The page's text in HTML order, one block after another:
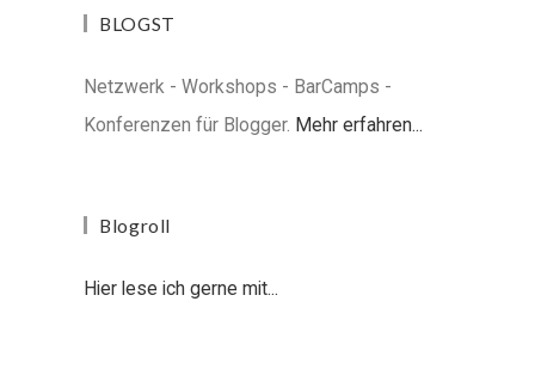
BLOGST
Netzwerk - Workshops - BarCamps -
Konferenzen für Blogger. Mehr erfahren...
Blogroll
Hier lese ich gerne mit...